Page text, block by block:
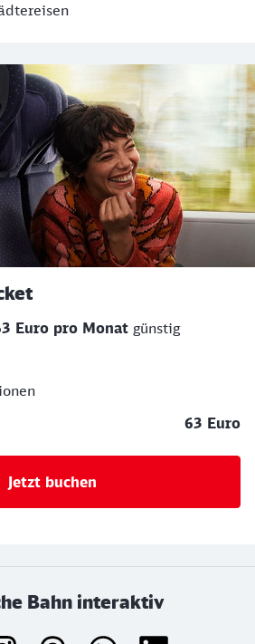
Euro pro Monat günstig
63 Euro
Jetzt buchen
Bahn interaktiv